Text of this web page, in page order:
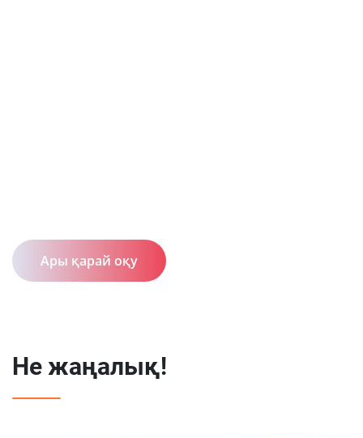
Ары қарай оқу
Не жаңалық!